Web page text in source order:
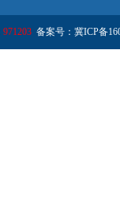
971203 备案号：冀ICP备